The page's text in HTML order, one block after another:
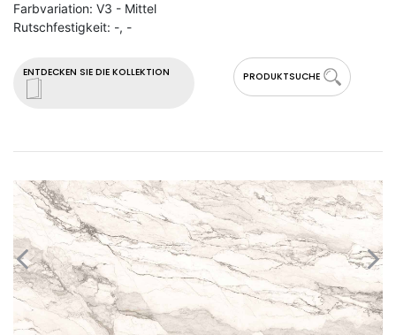
ENTDECKEN SIE DIE KOLLEKTION PRODUKTSUCHE
Farbvariation: V3 - Mittel
Rutschfestigkeit: -, -